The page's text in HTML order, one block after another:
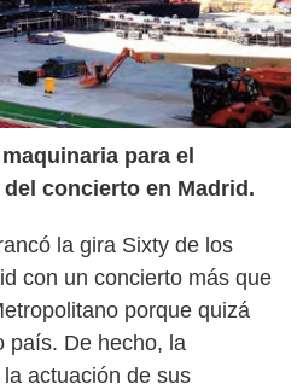
para el
concierto en Madrid.
la gira Sixty de los
con un concierto más que
porque quizá
país. De hecho, la
actuación de sus